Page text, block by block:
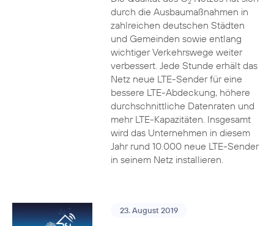
durch die Ausbaumaßnahmen in
zahlreichen deutschen Städten
und Gemeinden sowie entlang
wichtiger Verkehrswege weiter
verbessert. Jede Stunde erhält das
Netz neue LTE-Sender für eine
bessere LTE-Abdeckung, höhere
durchschnittliche Datenraten und
mehr LTE-Kapazitäten. Insgesamt
wird das Unternehmen in diesem
Jahr rund 10.000 neue LTE-Sender
in seinem Netz installieren.
23. August 2019